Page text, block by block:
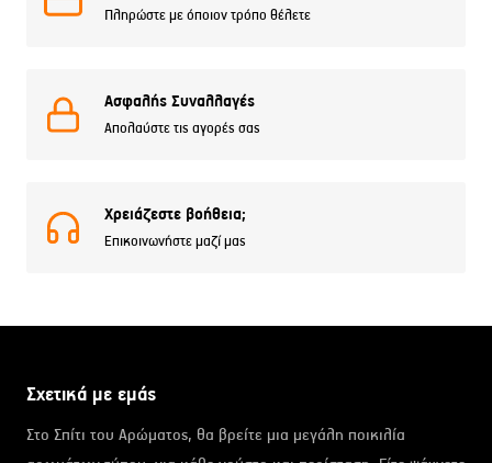
Πληρώστε με όποιον τρόπο θέλετε
Ασφαλής Συναλλαγές
Απολαύστε τις αγορές σας
Χρειάζεστε βοήθεια;
Επικοινωνήστε μαζί μας
Σχετικά με εμάς
Στο Σπίτι του Αρώματος, θα βρείτε μια μεγάλη ποικιλία